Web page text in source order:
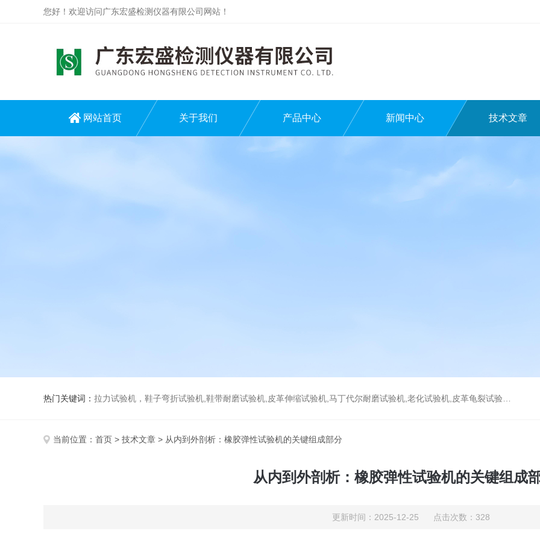
您好！欢迎访问广东宏盛检测仪器有限公司网站！
网站首页 关于我们 产品中心 新闻中心 技术文章
热门关键词： 拉力试验机，鞋子弯折试验机,鞋带耐磨试验机,皮革伸缩试验机,马丁代尔耐磨试验机,老化试验机,皮革龟裂试验机,拉链往复拉动试验机,万能磨耗试验机,DIN耐磨试验机
当前位置： 首页 > 技术文章 > 从内到外剖析：橡胶弹性试验机的关键组成部分
从内到外剖析：橡胶弹性试验机的关键组成
更新时间：2025-12-25 点击次数：328